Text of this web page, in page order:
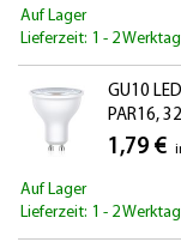
Auf Lager
Lieferzeit: 1 - 2
GU10
PAR16,
1,79 €
Auf Lager
Lieferzeit: 1 - 2